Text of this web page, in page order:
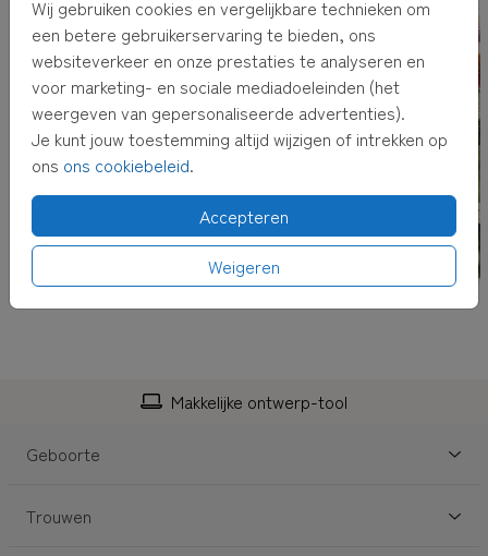
Wij gebruiken cookies en vergelijkbare technieken om
een betere gebruikerservaring te bieden, ons
websiteverkeer en onze prestaties te analyseren en
voor marketing- en sociale mediadoeleinden (het
weergeven van gepersonaliseerde advertenties).
Je kunt jouw toestemming altijd wijzigen of intrekken op
ons ons cookiebeleid.
Accepteren
Weigeren
af.
Wanneer je voorrechtstreeks verzenden met
adresvensterkiest, versturen wij de kaart voor je,
inclusief envelop met adresvenster en postzegel! Het
adres kun je bij het afrekenen invullen.
TIP:Adressen altijd bij de hand hebben? Verzamel dan
adressen in je
eigen adresboek
Makkelijke ontwerp-tool
Geboorte
Trouwen